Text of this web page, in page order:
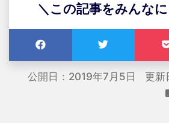
＼この記事をみんな
公開日：2019年7月5日
更新